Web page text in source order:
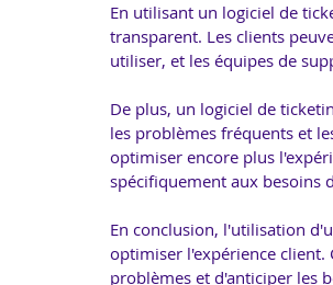
En utilisant un logiciel de
transparent. Les clients
utiliser, et les équipes de
De plus, un logiciel de
les problèmes fréquents et
optimiser encore plus
spécifiquement aux besoins
En conclusion, l'utilisation
optimiser l'expérience client.
problèmes et d'anticiper les